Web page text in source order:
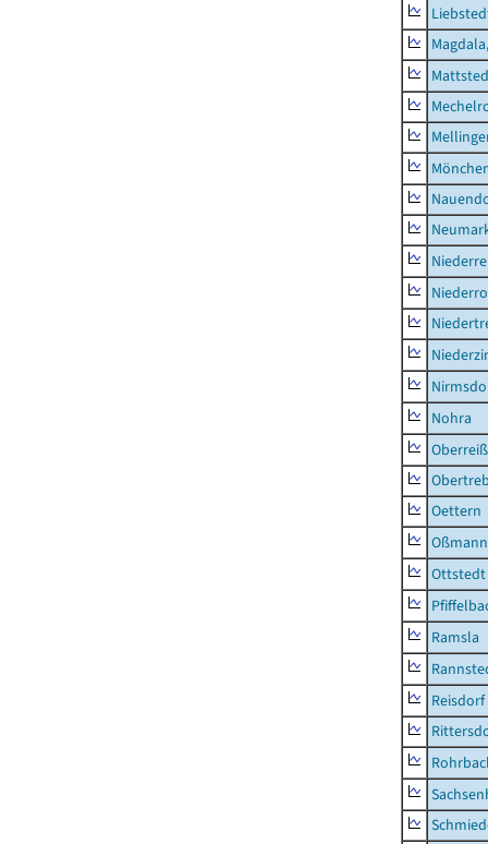
Nohra
Oettern
Ottstedt
Ramsla
Reisdorf